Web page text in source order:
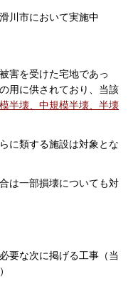
川市において実施中
害を受けた宅地であっ
用に供されており、当該
半壊、中規模半壊、半壊
に類する施設は対象とな
は一部損壊についても対
要な次に掲げる工事（当